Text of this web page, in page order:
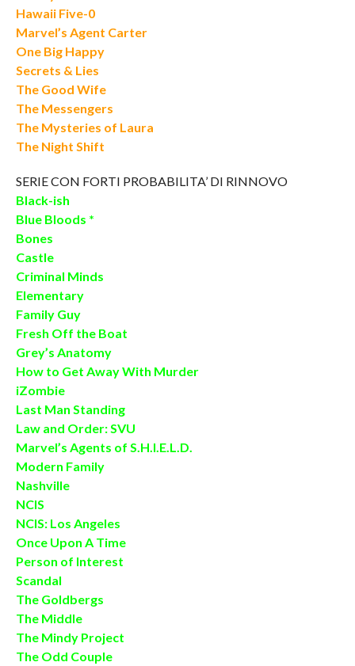
Hawaii Five-0
Marvel’s Agent Carter
One Big Happy
Secrets & Lies
The Good Wife
The Messengers
The Mysteries of Laura
The Night Shift
SERIE CON FORTI PROBABILITA’ DI RINNOVO
Black-ish
Blue Bloods *
Bones
Castle
Criminal Minds
Elementary
Family Guy
Fresh Off the Boat
Grey’s Anatomy
How to Get Away With Murder
iZombie
Last Man Standing
Law and Order: SVU
Marvel’s Agents of S.H.I.E.L.D.
Modern Family
Nashville
NCIS
NCIS: Los Angeles
Once Upon A Time
Person of Interest
Scandal
The Goldbergs
The Middle
The Mindy Project
The Odd Couple